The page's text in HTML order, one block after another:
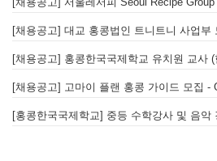
[채용공고] 홍콩한국국제학교 유치원 교사
[채용공고] 고마이 플랜 홍콩 가이드 모집 -
[홍콩한국국제학교] 중등 수학강사 및 음악